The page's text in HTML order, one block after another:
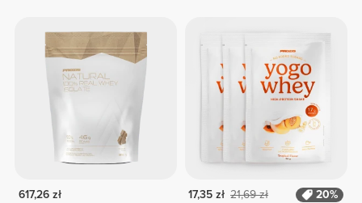
617,26 zł
17,35 zł 21,69 zł
20%